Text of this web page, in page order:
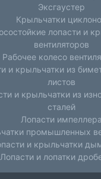
Эксгаустер
Крыльчатки
лопасти и
вентиляторов
Рабочее колесо
и крыльчатки из
листов
и крыльчатки из
сталей
Лопасти импеллера
промышленных
и крыльчатки
Лопасти и лопатки